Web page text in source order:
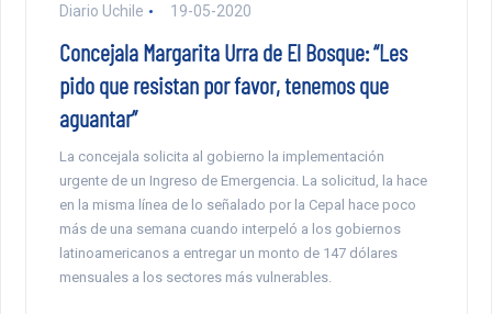
Diario Uchile 19-05-2020
Concejala Margarita Urra de El Bosque: “Les
pido que resistan por favor, tenemos que
aguantar”
La concejala solicita al gobierno la implementación
urgente de un Ingreso de Emergencia. La solicitud, la hace
en la misma línea de lo señalado por la Cepal hace poco
más de una semana cuando interpeló a los gobiernos
latinoamericanos a entregar un monto de 147 dólares
mensuales a los sectores más vulnerables.